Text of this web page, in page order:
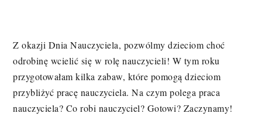
Z okazji Dnia Nauczyciela, pozwólmy dzieciom choć
odrobinę wcielić się w rolę nauczycieli! W tym roku
przygotowałam kilka zabaw, które pomogą dzieciom
przybliżyć pracę nauczyciela. Na czym polega praca
nauczyciela? Co robi nauczyciel? Gotowi? Zaczynamy!